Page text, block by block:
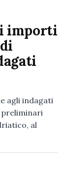
importi
agli indagati
preliminari
al